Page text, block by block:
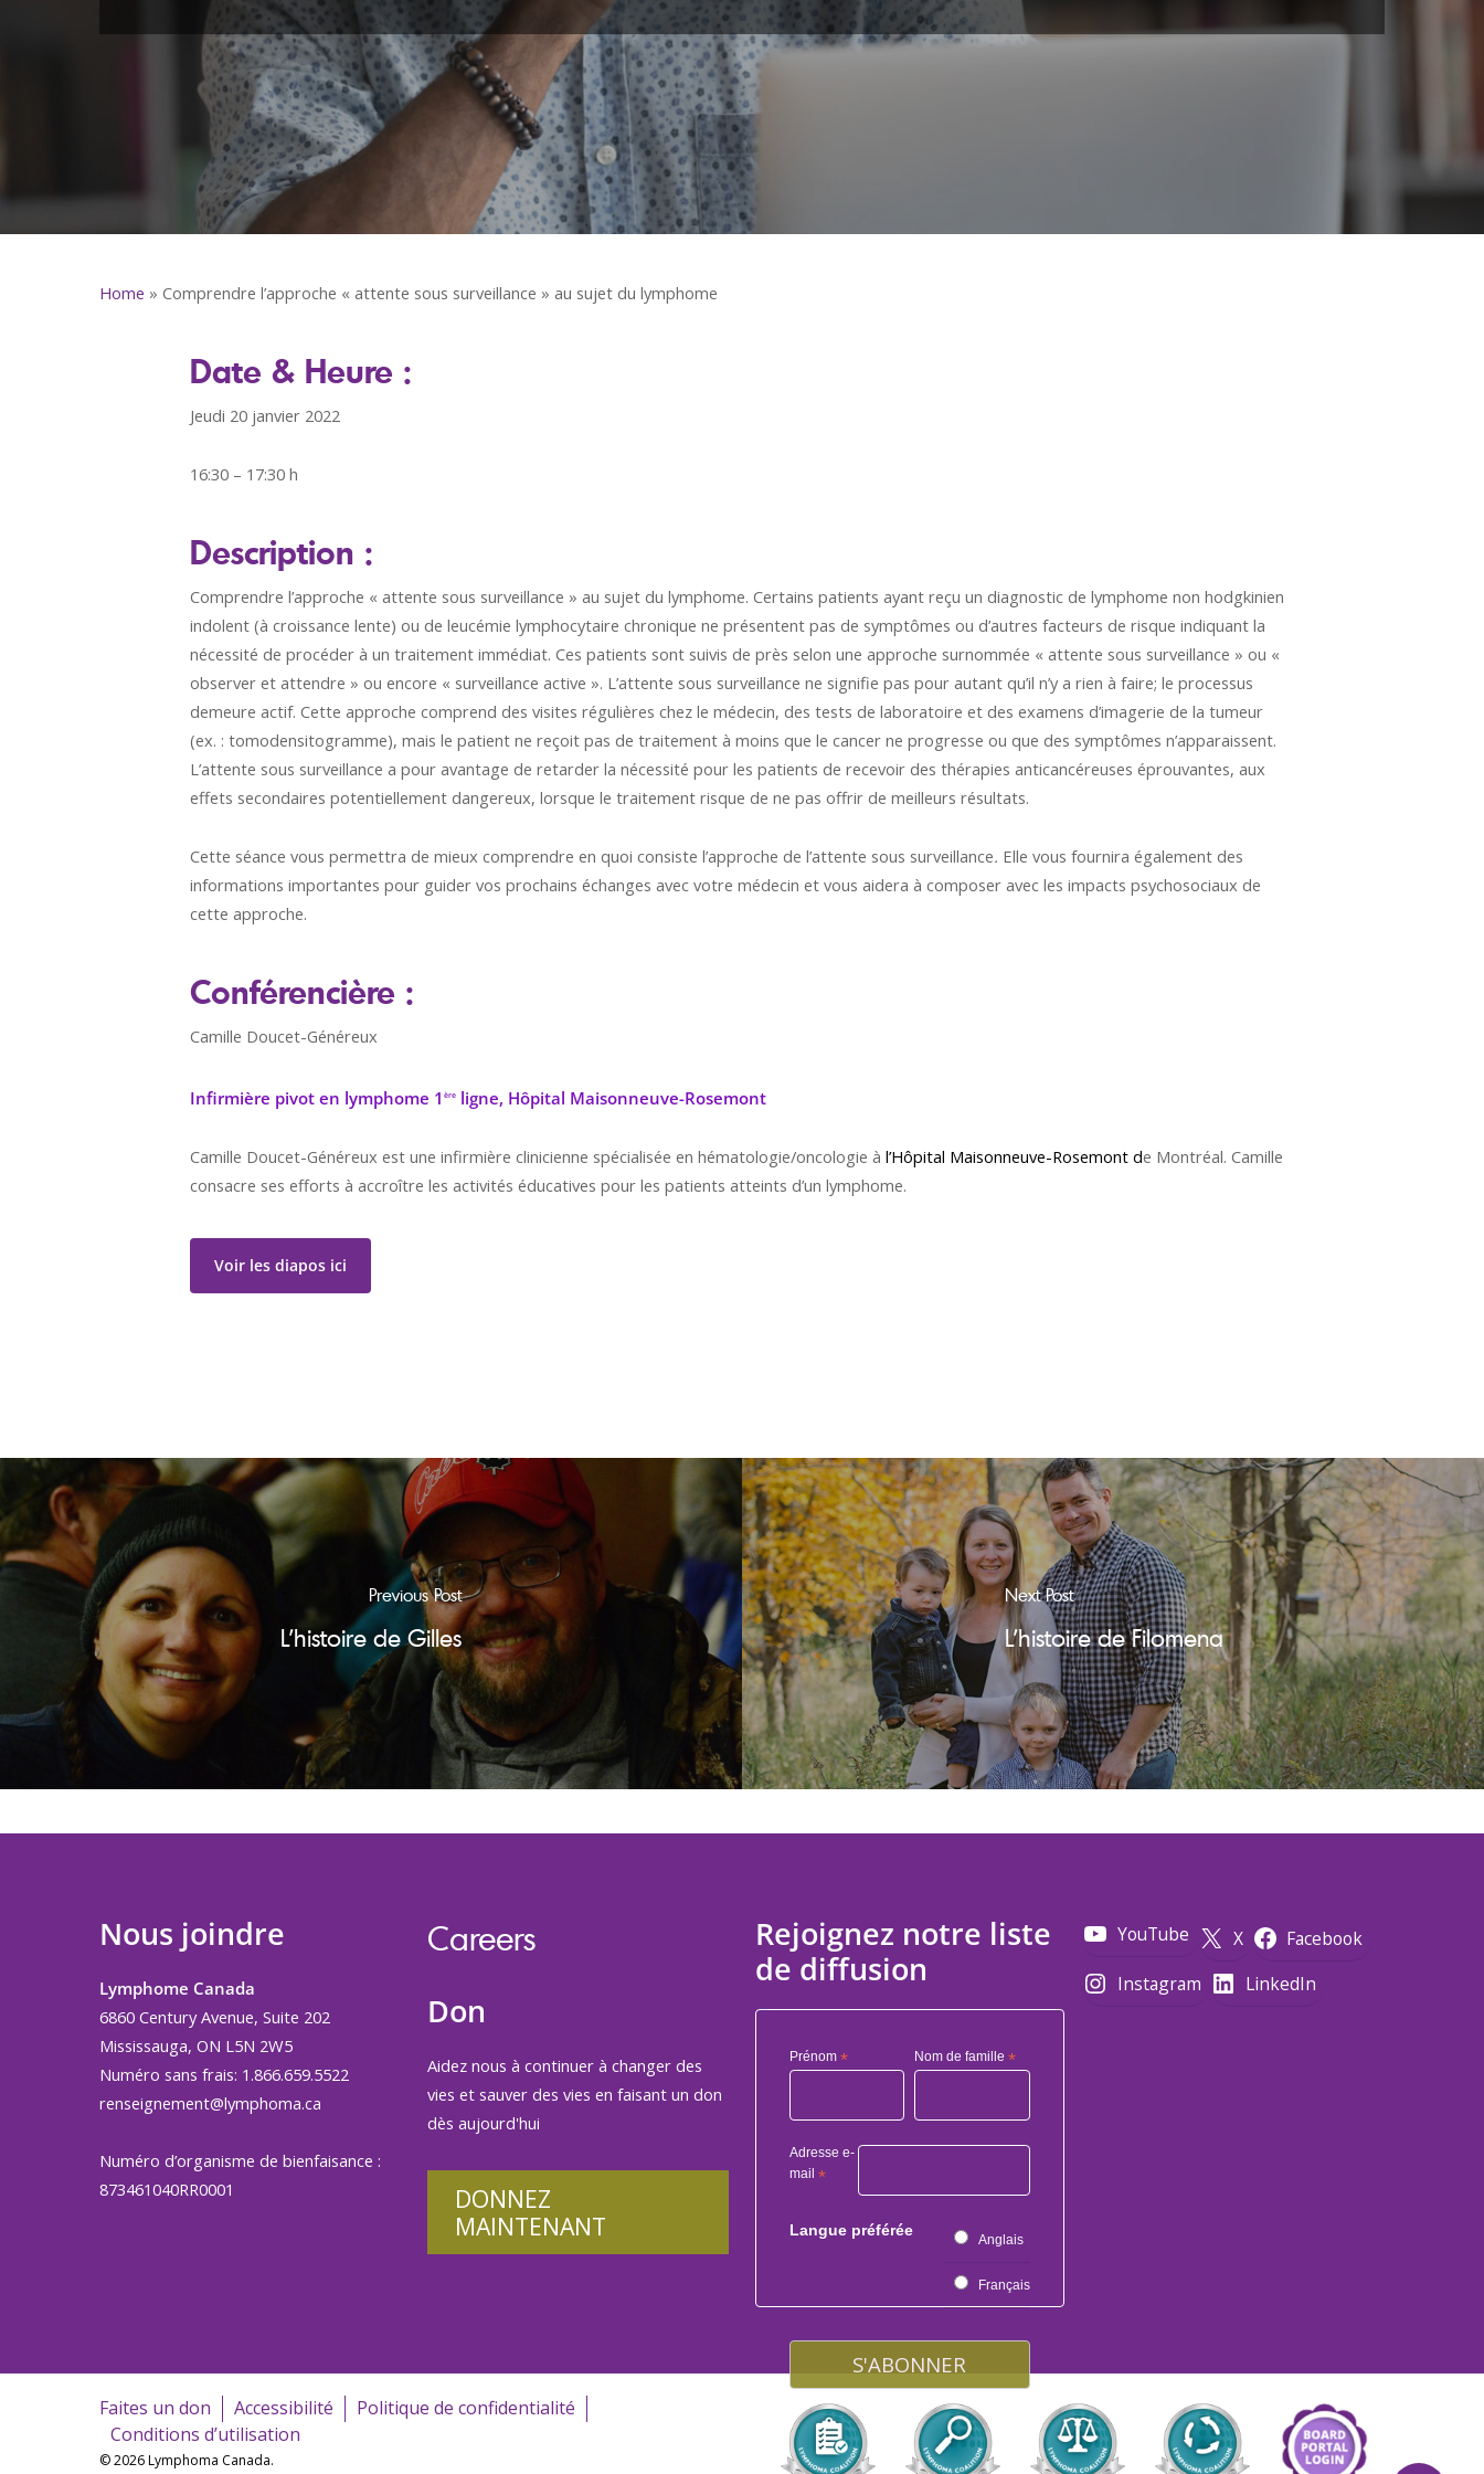
Home » Comprendre l’approche « attente sous surveillance » au sujet du lymphome
Date & Heure :
Jeudi 20 janvier 2022
16:30 – 17:30 h
Description :
Comprendre l’approche « attente sous surveillance » au sujet du lymphome. Certains patients ayant reçu un diagnostic de lymphome non hodgkinien
indolent (à croissance lente) ou de leucémie lymphocytaire chronique ne présentent pas de symptômes ou d’autres facteurs de risque indiquant la
nécessité de procéder à un traitement immédiat. Ces patients sont suivis de près selon une approche surnommée « attente sous surveillance » ou «
observer et attendre » ou encore « surveillance active ». L’attente sous surveillance ne signifie pas pour autant qu’il n’y a rien à faire; le processus
demeure actif. Cette approche comprend des visites régulières chez le médecin, des tests de laboratoire et des examens d’imagerie de la tumeur
(ex. : tomodensitogramme), mais le patient ne reçoit pas de traitement à moins que le cancer ne progresse ou que des symptômes n’apparaissent.
L’attente sous surveillance a pour avantage de retarder la nécessité pour les patients de recevoir des thérapies anticancéreuses éprouvantes, aux
effets secondaires potentiellement dangereux, lorsque le traitement risque de ne pas offrir de meilleurs résultats.
Cette séance vous permettra de mieux comprendre en quoi consiste l’approche de l’attente sous surveillance. Elle vous fournira également des
informations importantes pour guider vos prochains échanges avec votre médecin et vous aidera à composer avec les impacts psychosociaux de
cette approche.
Conférencière :
Camille Doucet-Généreux
Infirmière pivot en lymphome 1ère ligne, Hôpital Maisonneuve-Rosemont
Camille Doucet-Généreux est une infirmière clinicienne spécialisée en hématologie/oncologie àl’Hôpital Maisonneuve-Rosemont de Montréal. Camille
consacre ses efforts à accroître les activités éducatives pour les patients atteints d’un lymphome.
Voir les diapos ici
Previous Post
L'histoire de Gilles
Next Post
L'histoire de Filomena
Nous joindre
Lymphome Canada
6860 Century Avenue, Suite 202
Mississauga, ON L5N 2W5
Numéro sans frais: 1.866.659.5522
renseignement@lymphoma.ca
Numéro d’organisme de bienfaisance :
873461040RR0001
Careers
Don
Aidez nous à continuer à changer des
vies et sauver des vies en faisant un don
dès aujourd'hui
DONNEZ
MAINTENANT
Rejoignez notre liste
de diffusion
Prénom * Nom de famille *
Adresse e-
mail *
Langue préférée
Anglais
Français
YouTube X
Facebook
Instagram
LinkedIn
Faites un don Accessibilité
Politique de confidentialité
Conditions d’utilisation
© 2026 Lymphoma Canada.